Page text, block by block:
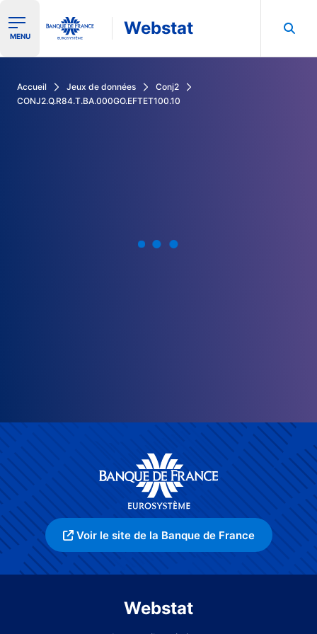
Ouvrir le menu de navigation
MENU Webstat
Accueil Jeux de données
Conj2
CONJ2.Q.R84.T.BA.000GO.EFTET100.10
Voir le site de la Banque de France
Webstat